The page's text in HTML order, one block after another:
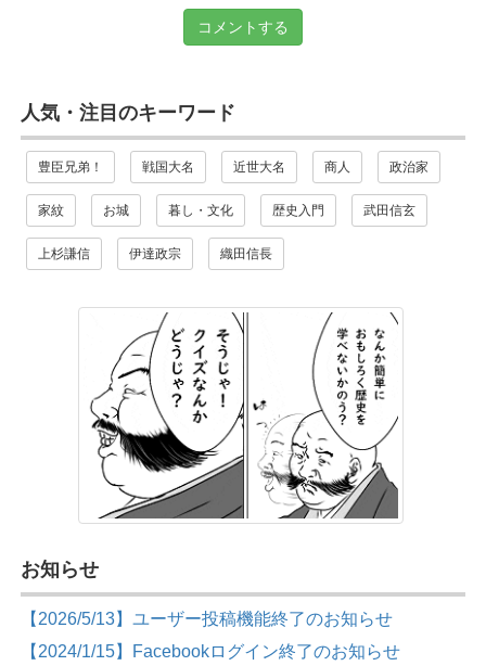
コメントする
人気・注目のキーワード
豊臣兄弟！ 戦国大名 近世大名 商人 政治家
家紋 お城 暮し・文化 歴史入門 武田信玄
上杉謙信 伊達政宗 織田信長
お知らせ
【2026/5/13】ユーザー投稿機能終了のお知らせ
【2024/1/15】Facebookログイン終了のお知らせ